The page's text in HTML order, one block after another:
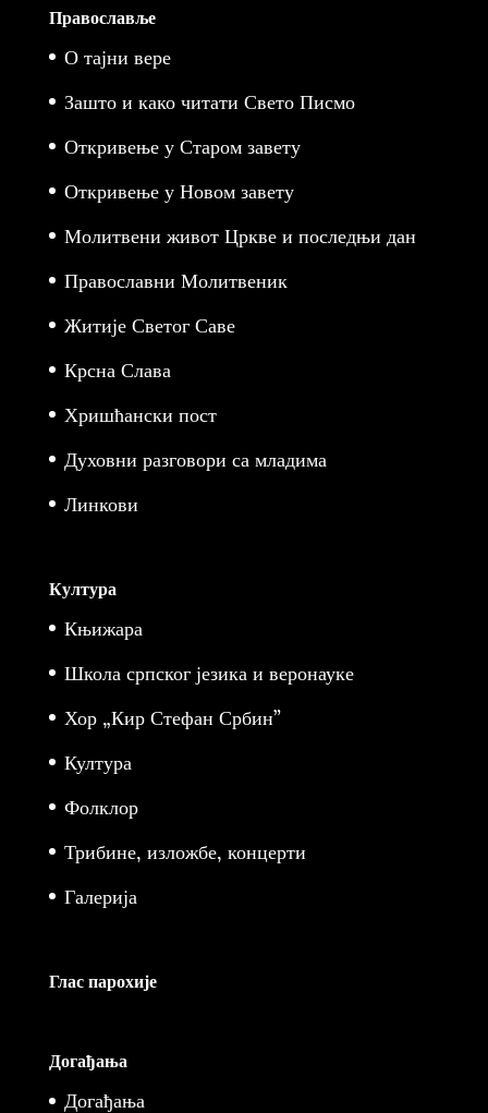
Православље
О тајни вере
Зашто и како читати Свето Писмо
Откривење у Старом завету
Откривење у Новом завету
Молитвени живот Цркве и последњи дан
Православни Молитвеник
Житије Светог Саве
Крсна Слава
Хришћански пост
Духовни разговори са младима
Линкови
Култура
Књижара
Школа српског језика и веронауке
Хор „Кир Стефан Србин”
Култура
Фолклор
Трибине, изложбе, концерти
Галерија
Глас парохије
Догађања
Догађања